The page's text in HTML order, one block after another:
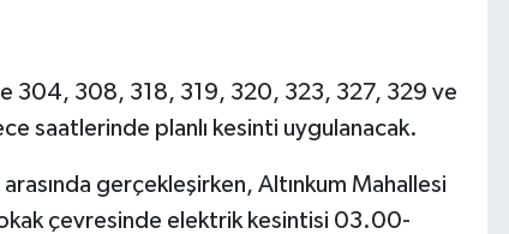
304, 308, 318, 319, 320, 323, 327, 329 ve
saatlerinde planlı kesinti uygulanacak.
gerçekleşirken, Altınkum Mahallesi
çevresinde elektrik kesintisi 03.00-